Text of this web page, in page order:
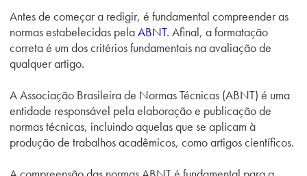
Antes de começar a redigir, é fundamental compreender as
normas estabelecidas pelaABNT. Afinal, a formatação
correta é um dos critérios fundamentais na avaliação de
qualquer artigo.
A Associação Brasileira de Normas Técnicas (ABNT) é uma
entidade responsável pela elaboração e publicação de
normas técnicas, incluindo aquelas que se aplicam à
produção de trabalhos acadêmicos, como artigos científicos.